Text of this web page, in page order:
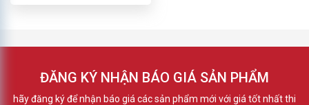
ĐĂNG KÝ NHẬN BÁO GIÁ SẢN PHẨM
hãy đăng ký để nhận báo giá các sản phẩm mới với giá tốt nhất thi